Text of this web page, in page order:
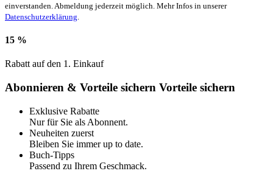
einverstanden. Abmeldung jederzeit möglich. Mehr Infos in unserer
Datenschutzerklärung
15 %
Rabatt auf den 1. Einkauf
Abonnieren & Vorteile sichern Vorteile sichern
Exklusive Rabatte
Nur für Sie als Abonnent.
Neuheiten zuerst
Bleiben Sie immer up to date.
Buch-Tipps
Passend zu Ihrem Geschmack.